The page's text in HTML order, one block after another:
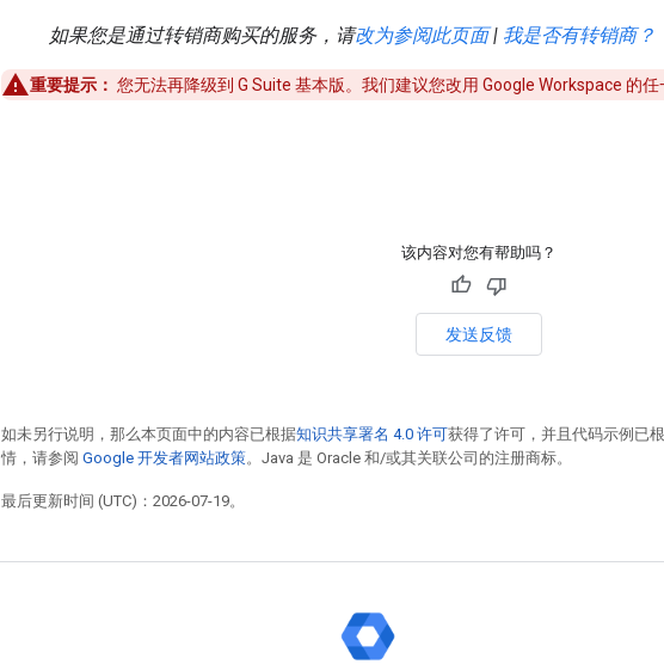
如果您是通过转销商购买的服务，请改为参阅此页面| 我是否有转销商？
重要提示： 您无法再降级到 G Suite 基本版。我们建议您改用 Google Workspace 的任
该内容对您有帮助吗？
发送反馈
如未另行说明，那么本页面中的内容已根据知识共享署名 4.0 许可获得了许可，并且代码示例已
情，请参阅 Google 开发者网站政策。Java 是 Oracle 和/或其关联公司的注册商标。
最后更新时间 (UTC)：2026-07-19。